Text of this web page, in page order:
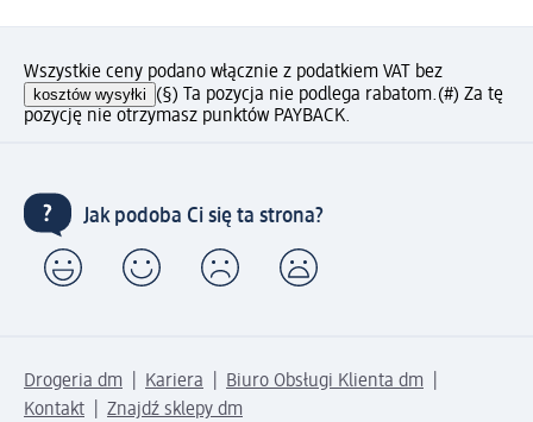
Wszystkie ceny podano włącznie z podatkiem VAT bez
kosztów wysyłki (§) Ta pozycja nie podlega rabatom.(#) Za tę
pozycję nie otrzymasz punktów PAYBACK.
Jak podoba Ci się ta strona?
Drogeria dm Kariera
Biuro Obsługi Klienta dm
Kontakt
Znajdź sklepy dm